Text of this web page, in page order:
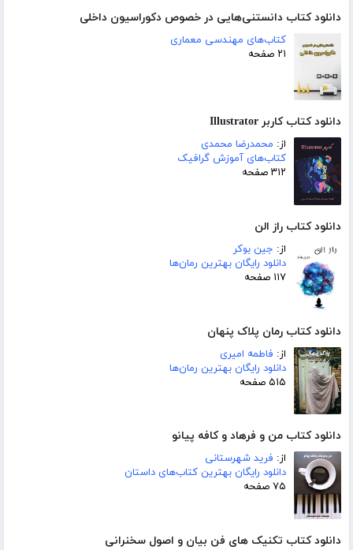
دانلود کتاب دانستنی‌هایی در خصوص دکوراسیون داخلی
کتاب‌های مهندسی معماری
۲۱ صفحه
دانلود کتاب کاربر Illustrator
از: محمدرضا محمدی
کتاب‌های آموزش گرافیک
۳۱۲ صفحه
دانلود کتاب راز الن
از: جین بوکر
دانلود رایگان بهترین رمان‌ها
۱۱۷ صفحه
دانلود کتاب رمان پلاک پنهان
از: فاطمه امیری
دانلود رایگان بهترین رمان‌ها
۵۱۵ صفحه
دانلود کتاب من و فرهاد و کافه پیانو
از: فرید شهرستانی
دانلود رایگان بهترین کتاب‌های داستان
۷۵ صفحه
دانلود کتاب تکنیک های فن بیان و اصول سخنرانی